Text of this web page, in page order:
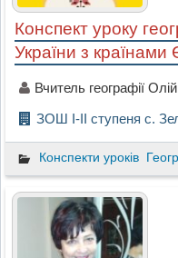
Конспект уроку
України з країнами
Вчитель географії
ЗОШ І-ІІ ступеня с.
Конспекти уроків